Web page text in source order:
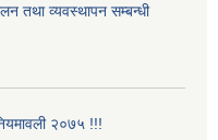
तथा व्यवस्थापन सम्बन्धी
२०७५ !!!